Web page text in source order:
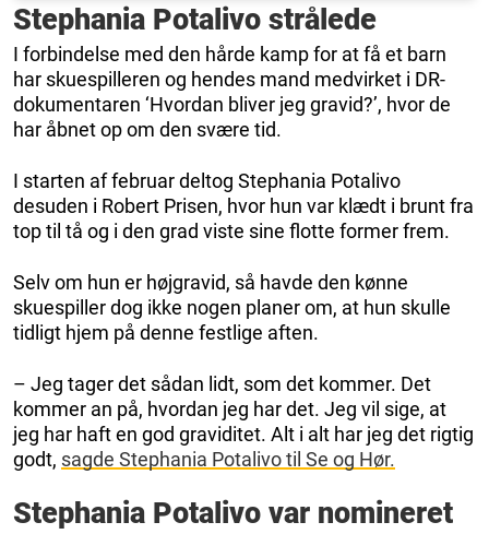
Stephania Potalivo strålede
I forbindelse med den hårde kamp for at få et barn
har skuespilleren og hendes mand medvirket i DR-
dokumentaren ‘Hvordan bliver jeg gravid?’, hvor de
har åbnet op om den svære tid.
I starten af februar deltog Stephania Potalivo
desuden i Robert Prisen, hvor hun var klædt i brunt fra
top til tå og i den grad viste sine flotte former frem.
Selv om hun er højgravid, så havde den kønne
skuespiller dog ikke nogen planer om, at hun skulle
tidligt hjem på denne festlige aften.
– Jeg tager det sådan lidt, som det kommer. Det
kommer an på, hvordan jeg har det. Jeg vil sige, at
jeg har haft en god graviditet. Alt i alt har jeg det rigtig
godt, sagde Stephania Potalivo til Se og Hør.
Stephania Potalivo var nomineret